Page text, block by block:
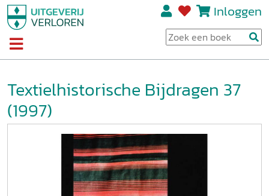
Inloggen
Textielhistorische Bijdragen 37
(1997)